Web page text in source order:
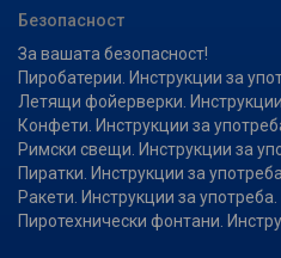
Безопасност
За вашата безопасност!
Пиробатерии. Инструкции за
Летящи фойерверки. Инструкции
Конфети. Инструкции за
Римски свещи. Инструкции за
Пиратки. Инструкции за употреба.
Ракети. Инструкции за употреба.
Пиротехнически фонтани.